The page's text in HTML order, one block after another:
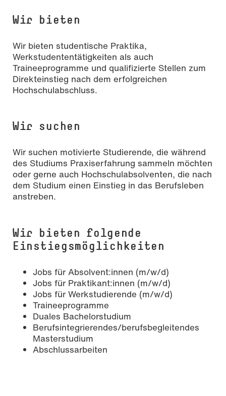
Wir bieten
Wir bieten studentische Praktika,
Werkstudententätigkeiten als auch
Traineeprogramme und qualifizierte Stellen zum
Direkteinstieg nach dem erfolgreichen
Hochschulabschluss.
Wir suchen
Wir suchen motivierte Studierende, die während
des Studiums Praxiserfahrung sammeln möchten
oder gerne auch Hochschulabsolventen, die nach
dem Studium einen Einstieg in das Berufsleben
anstreben.
Wir bieten folgende
Einstiegsmöglichkeiten
Jobs für Absolvent:innen (m/w/d)
Jobs für Praktikant:innen (m/w/d)
Jobs für Werkstudierende (m/w/d)
Traineeprogramme
Duales Bachelorstudium
Berufsintegrierendes/berufsbegleitendes
Masterstudium
Abschlussarbeiten